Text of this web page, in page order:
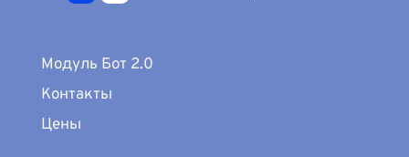
Модуль Бот 2.0
Контакты
Цены